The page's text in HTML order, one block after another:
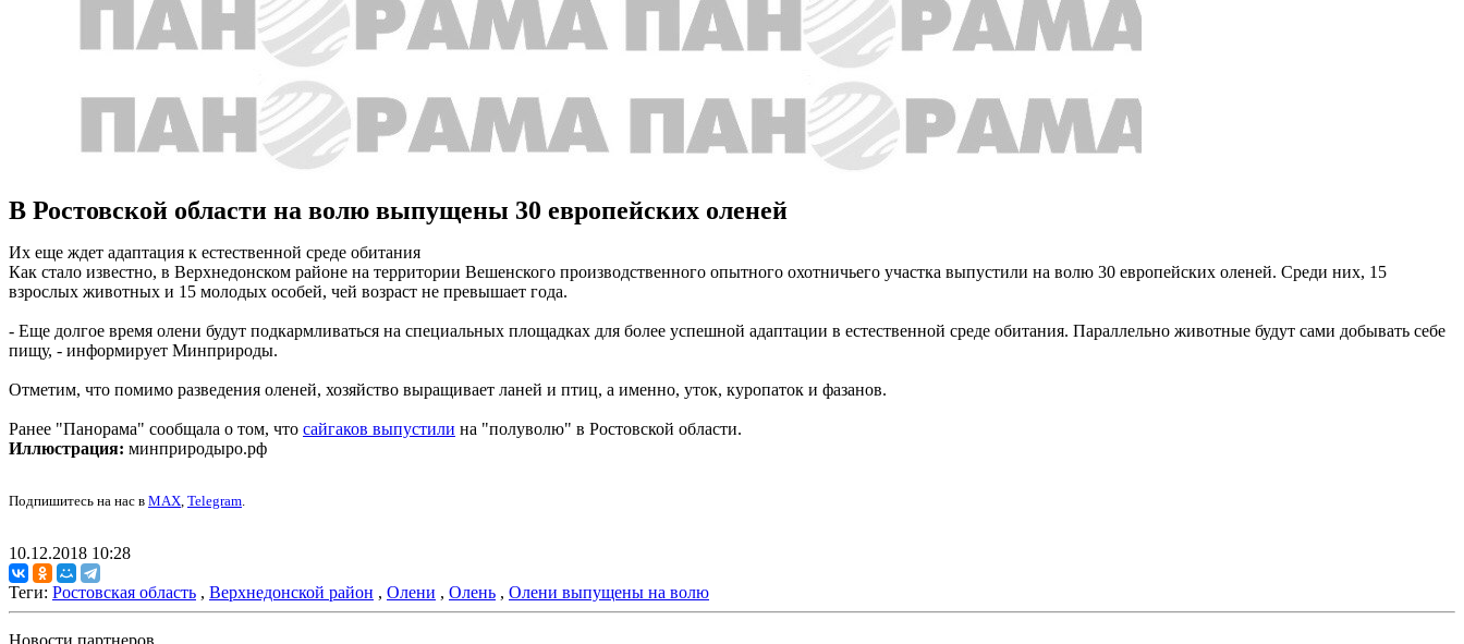
В Ростовской области на волю выпущены 30 европейских оленей
Их еще ждет адаптация к естественной среде обитания
Как стало известно, в Верхнедонском районе на территории Вешенского производственного опытного охотничьего участка выпустили на волю 30 европейских оленей. Среди них, 15
взрослых животных и 15 молодых особей, чей возраст не превышает года.
- Еще долгое время олени будут подкармливаться на специальных площадках для более успешной адаптации в естественной среде обитания. Параллельно животные будут сами добывать себе
пищу, - информирует Минприроды.
Отметим, что помимо разведения оленей, хозяйство выращивает ланей и птиц, а именно, уток, куропаток и фазанов.
Ранее "Панорама" сообщала о том, что сайгаков выпустили на "полуволю" в Ростовской области.
Иллюстрация: минприродыро.рф
Подпишитесь на нас в MAX, Telegram.
10.12.2018 10:28
Теги: Ростовская область , Верхнедонской район , Олени , Олень , Олени выпущены на волю